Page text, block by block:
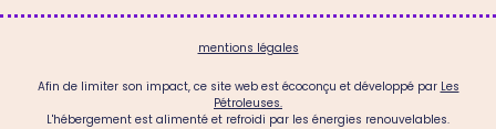
mentions légales
Afin de limiter son impact, ce site web est écoconçu et développé par Les
Pétroleuses.
L'hébergement est alimenté et refroidi par les énergies renouvelables.